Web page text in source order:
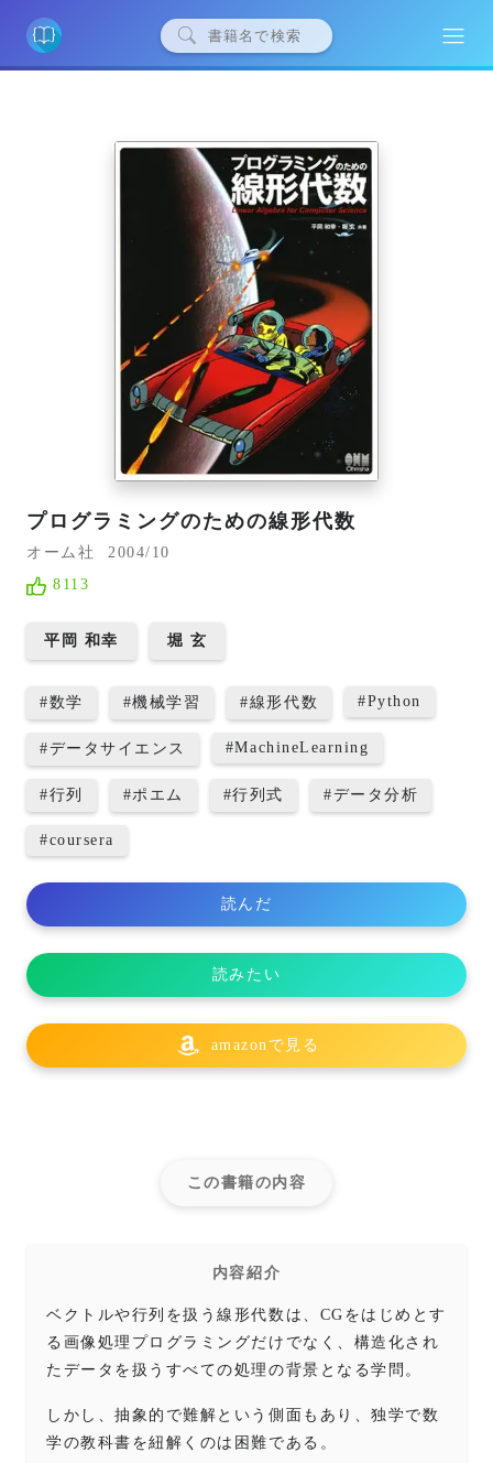
プログラミングのための線形代数
オーム社
2004/10
8113
平岡 和幸 堀 玄
#数学 #機械学習 #線形代数 #Python
#データサイエンス #MachineLearning
#行列 #ポエム #行列式 #データ分析
#coursera
読んだ
読みたい
amazonで見る
この書籍の内容
内容紹介
ベクトルや行列を扱う線形代数は、CGをはじめとす
る画像処理プログラミングだけでなく、構造化され
たデータを扱うすべての処理の背景となる学問。
しかし、抽象的で難解という側面もあり、独学で数
学の教科書を紐解くのは困難である。